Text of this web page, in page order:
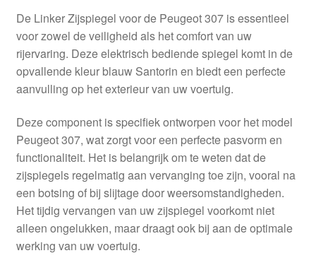
De Linker Zijspiegel voor de Peugeot 307 is essentieel
voor zowel de veiligheid als het comfort van uw
rijervaring. Deze elektrisch bediende spiegel komt in de
opvallende kleur blauw Santorin en biedt een perfecte
aanvulling op het exterieur van uw voertuig.
Deze component is specifiek ontworpen voor het model
Peugeot 307, wat zorgt voor een perfecte pasvorm en
functionaliteit. Het is belangrijk om te weten dat de
zijspiegels regelmatig aan vervanging toe zijn, vooral na
een botsing of bij slijtage door weersomstandigheden.
Het tijdig vervangen van uw zijspiegel voorkomt niet
alleen ongelukken, maar draagt ook bij aan de optimale
werking van uw voertuig.